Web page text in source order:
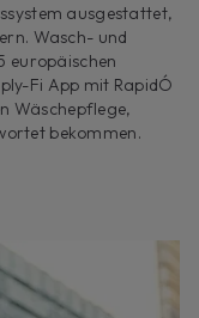
ausgestattet,
Wasch- und
europäischen
Fi App mit RapidÓ
Wäschepflege,
bekommen.